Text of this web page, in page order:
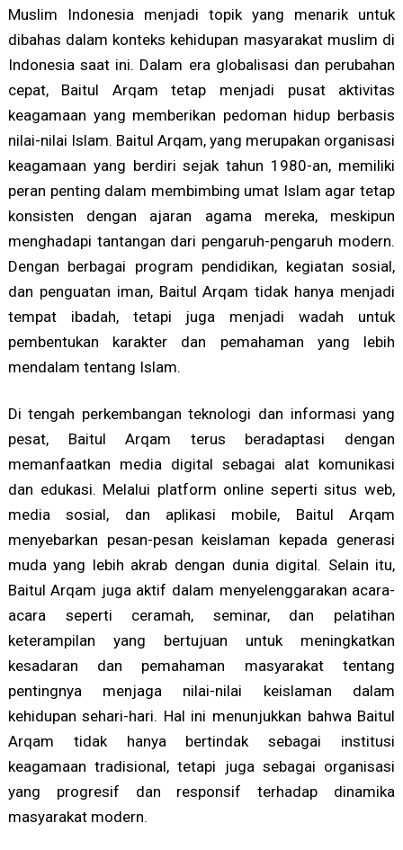
Muslim Indonesia menjadi topik yang menarik untuk
dibahas dalam konteks kehidupan masyarakat muslim di
Indonesia saat ini. Dalam era globalisasi dan perubahan
cepat, Baitul Arqam tetap menjadi pusat aktivitas
keagamaan yang memberikan pedoman hidup berbasis
nilai-nilai Islam. Baitul Arqam, yang merupakan organisasi
keagamaan yang berdiri sejak tahun 1980-an, memiliki
peran penting dalam membimbing umat Islam agar tetap
konsisten dengan ajaran agama mereka, meskipun
menghadapi tantangan dari pengaruh-pengaruh modern.
Dengan berbagai program pendidikan, kegiatan sosial,
dan penguatan iman, Baitul Arqam tidak hanya menjadi
tempat ibadah, tetapi juga menjadi wadah untuk
pembentukan karakter dan pemahaman yang lebih
mendalam tentang Islam.
Di tengah perkembangan teknologi dan informasi yang
pesat, Baitul Arqam terus beradaptasi dengan
memanfaatkan media digital sebagai alat komunikasi
dan edukasi. Melalui platform online seperti situs web,
media sosial, dan aplikasi mobile, Baitul Arqam
menyebarkan pesan-pesan keislaman kepada generasi
muda yang lebih akrab dengan dunia digital. Selain itu,
Baitul Arqam juga aktif dalam menyelenggarakan acara-
acara seperti ceramah, seminar, dan pelatihan
keterampilan yang bertujuan untuk meningkatkan
kesadaran dan pemahaman masyarakat tentang
pentingnya menjaga nilai-nilai keislaman dalam
kehidupan sehari-hari. Hal ini menunjukkan bahwa Baitul
Arqam tidak hanya bertindak sebagai institusi
keagamaan tradisional, tetapi juga sebagai organisasi
yang progresif dan responsif terhadap dinamika
masyarakat modern.